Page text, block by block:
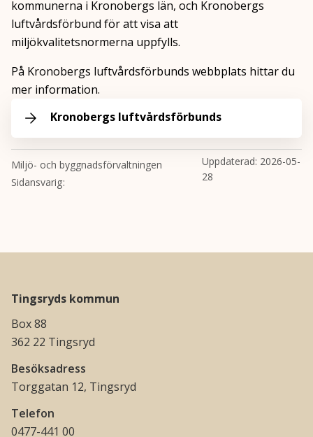
kommunerna i Kronobergs län, och Kronobergs
luftvårdsförbund för att visa att
miljökvalitetsnormerna uppfylls.
På Kronobergs luftvårdsförbunds webbplats hittar du
mer information.
Kronobergs luftvårdsförbunds
Miljö- och byggnadsförvaltningen
Sidansvarig
Uppdaterad: 2026-05-
28
Tingsryds kommun
Box 88
362 22 Tingsryd
Besöksadress
Torggatan 12, Tingsryd
Telefon
0477-441 00